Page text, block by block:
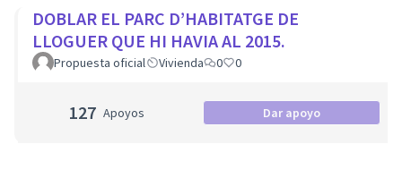
DOBLAR EL PARC D’HABITATGE DE
LLOGUER QUE HI HAVIA AL 2015.
Propuesta oficial Vivienda 0 0
127 Apoyos Dar apoyo